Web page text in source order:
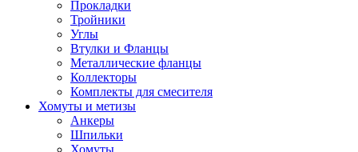
Прокладки
Тройники
Углы
Втулки и Фланцы
Металлические фланцы
Коллекторы
Комплекты для смесителя
Хомуты и метизы
Анкеры
Шпильки
Хомуты